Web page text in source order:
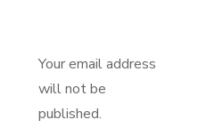
Your email address
will not be
published.